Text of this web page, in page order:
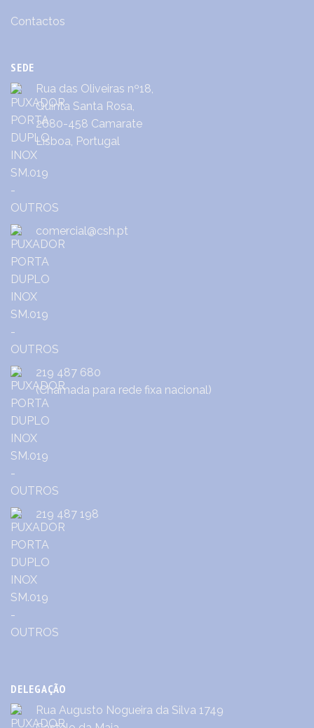
Contactos
SEDE
Rua das Oliveiras nº18,
Quinta Santa Rosa,
2680-458 Camarate
Lisboa, Portugal
comercial@csh.pt
219 487 680
(Chamada para rede fixa nacional)
219 487 198
DELEGAÇÃO
Rua Augusto Nogueira da Silva 1749